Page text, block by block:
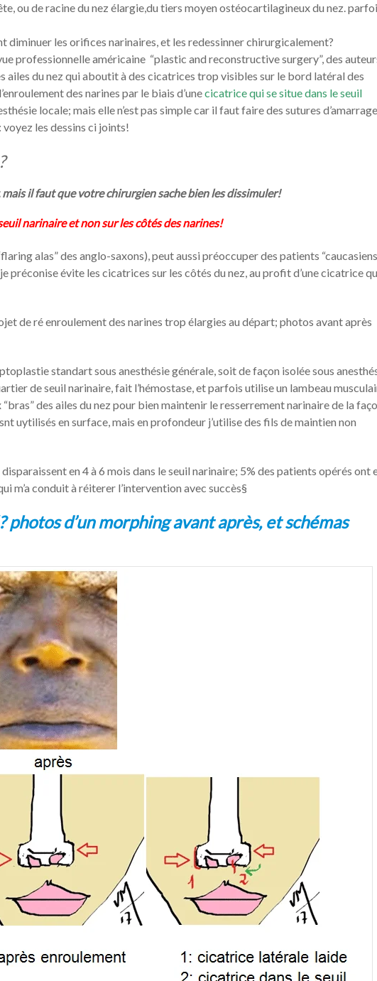
ou de racine du nez élargie,du tiers moyen ostéocartilagineux du nez.
diminuer les orifices narinaires, et les redessinner chirurgicalement?
professionnelle américaine “plastic and reconstructive surgery”, des
ailes du nez qui aboutit à des cicatrices trop visibles sur le bord latéral des
des narines par le biais d’unecicatrice qui se situe dans le seuil
locale; mais elle n’est pas simple car il faut faire des sutures
les dessins ci joints!
il faut que votre chirurgien sache bien les dissimuler!
narinaire et non sur les côtés des narines!
alas” des anglo-saxons), peut aussi préoccuper des patients
préconise évite les cicatrices sur les côtés du nez, au profit d’une cicatrice
de ré enroulement des narines trop élargies au départ; photos avant après
standart sous anesthésie générale, soit de façon isolée sous
de seuil narinaire, fait l’hémostase, et parfois utilise un lambeau
des ailes du nez pour bien maintenir le resserrement narinaire de la
uytilisés en surface, mais en profondeur j’utilise des fils de maintien non
en 4 à 6 mois dans le seuil narinaire; 5% des patients opérés ont
m’a conduit à réiterer l’intervention avec succès§
photos d’un morphing avant après, et schémas